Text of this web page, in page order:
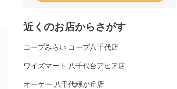
近くのお店からさがす
コープみらい コープ八千代店
ワイズマート 八千代台アピア店
オーケー 八千代緑が丘店